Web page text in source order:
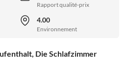
Rapport qualité-prix
4.00
Environnement
Die Schlafzimmer